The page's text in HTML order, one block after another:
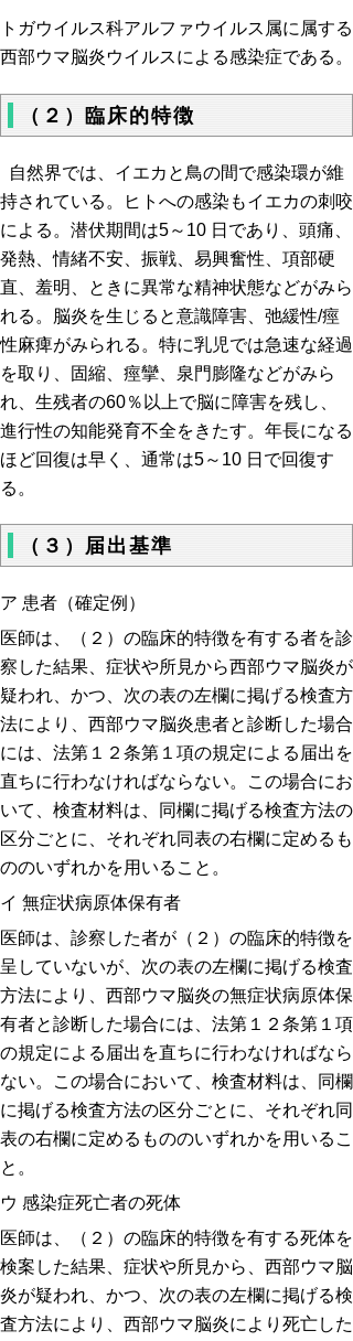
トガウイルス科アルファウイルス属に属する
西部ウマ脳炎ウイルスによる感染症である。
（２）臨床的特徴
自然界では、イエカと鳥の間で感染環が維
持されている。ヒトへの感染もイエカの刺咬
による。潜伏期間は5～10 日であり、頭痛、
発熱、情緒不安、振戦、易興奮性、項部硬
直、羞明、ときに異常な精神状態などがみら
れる。脳炎を生じると意識障害、弛緩性/痙
性麻痺がみられる。特に乳児では急速な経過
を取り、固縮、痙攣、泉門膨隆などがみら
れ、生残者の60％以上で脳に障害を残し、
進行性の知能発育不全をきたす。年長になる
ほど回復は早く、通常は5～10 日で回復す
る。
（３）届出基準
ア 患者（確定例）
医師は、（２）の臨床的特徴を有する者を診
察した結果、症状や所見から西部ウマ脳炎が
疑われ、かつ、次の表の左欄に掲げる検査方
法により、西部ウマ脳炎患者と診断した場合
には、法第１２条第１項の規定による届出を
直ちに行わなければならない。この場合にお
いて、検査材料は、同欄に掲げる検査方法の
区分ごとに、それぞれ同表の右欄に定めるも
ののいずれかを用いること。
イ 無症状病原体保有者
医師は、診察した者が（２）の臨床的特徴を
呈していないが、次の表の左欄に掲げる検査
方法により、西部ウマ脳炎の無症状病原体保
有者と診断した場合には、法第１２条第１項
の規定による届出を直ちに行わなければなら
ない。この場合において、検査材料は、同欄
に掲げる検査方法の区分ごとに、それぞれ同
表の右欄に定めるもののいずれかを用いるこ
と。
ウ 感染症死亡者の死体
医師は、（２）の臨床的特徴を有する死体を
検案した結果、症状や所見から、西部ウマ脳
炎が疑われ、かつ、次の表の左欄に掲げる検
査方法により、西部ウマ脳炎により死亡した